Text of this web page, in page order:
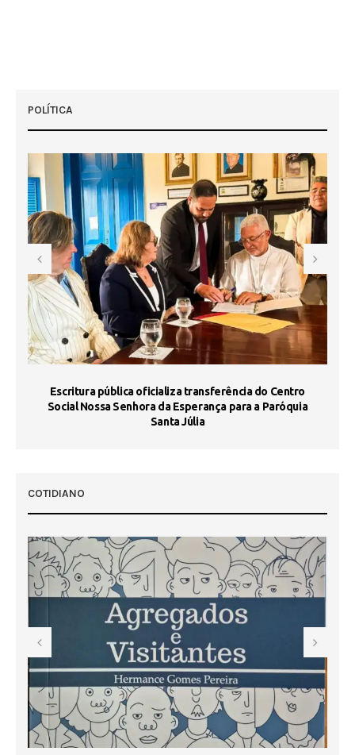
POLÍTICA
Escritura pública oficializa transferência do Centro
Social Nossa Senhora da Esperança para a Paróquia
Santa Júlia
COTIDIANO